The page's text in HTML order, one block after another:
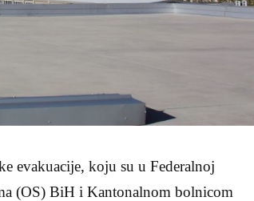
evakuacije, koju su u Federalnoj
(OS) BiH i Kantonalnom bolnicom